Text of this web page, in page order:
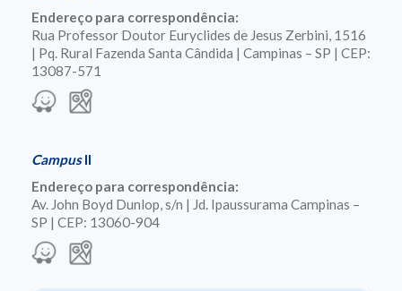
Endereço para correspondência:
Rua Professor Doutor Euryclides de Jesus Zerbini, 1516
| Pq. Rural Fazenda Santa Cândida | Campinas – SP | CEP:
13087-571
CampusII
Endereço para correspondência:
Av. John Boyd Dunlop, s/n | Jd. Ipaussurama Campinas –
SP | CEP: 13060-904